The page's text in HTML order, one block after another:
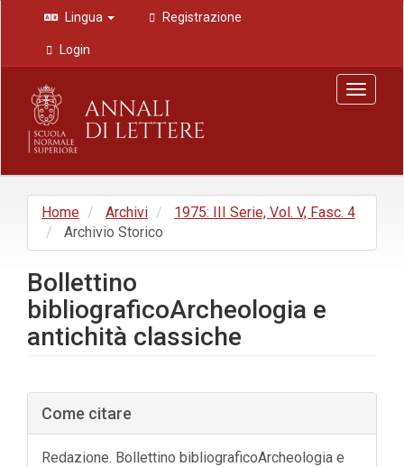
Navigazione
principale
Contenuto
principale
Barra
laterale
Lingua Registrazione
Login
Toggle
Home Archivi
1975: III Serie, Vol. V, Fasc. 4
Archivio Storico
Bollettino
bibliograficoArcheologia e
antichità classiche
Barra
laterale
dell'articolo
Come citare
Redazione. Bollettino bibliograficoArcheologia e